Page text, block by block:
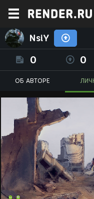
NsiY
0 0
ОБ АВТОРЕ